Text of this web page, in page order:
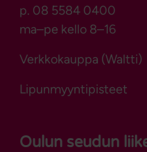
p. 08 5584 0400
ma–pe kello 8–16
Verkkokauppa (Waltti)
Lipunmyyntipisteet
Oulun seudun